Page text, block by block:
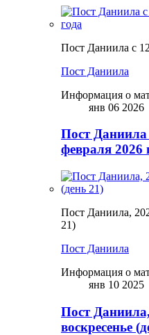
Пост Даниила с
Пост Даниила
Информация о
янв 06 2026
Пост Даниила
февраля 2026
Пост Даниила,
21)
Пост Даниила
Информация о
янв 10 2025
Пост
воскресенье